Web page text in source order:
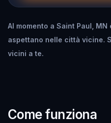
Al momento a Saint Paul,
aspettano nelle città vicine.
vicini a te.
Come funziona